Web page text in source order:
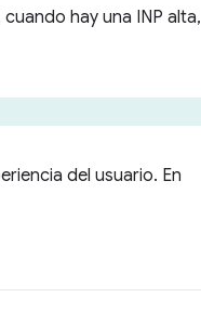
hay una INP alta,
del usuario. En